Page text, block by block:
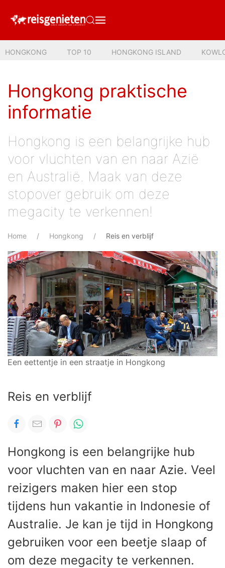
HONGKONG TOP 10 HONGKONG ISLAND
Hongkong praktische
informatie
Hongkong is een belangrijke hub
voor vluchten van en naar Azië
en Australië. Maak van deze
stopover gebruik om deze
megacity te verkennen!
Home Hongkong Reis en verblijf
Een eettentje in een straatje in Hongkong
Reis en verblijf
Hongkong is een belangrijke hub
voor vluchten van en naar Azie. Veel
reizigers maken hier een stop
tijdens hun vakantie in Indonesie of
Australie. Je kan je tijd in Hongkong
gebruiken voor een beetje slaap of
om deze megacity te verkennen.